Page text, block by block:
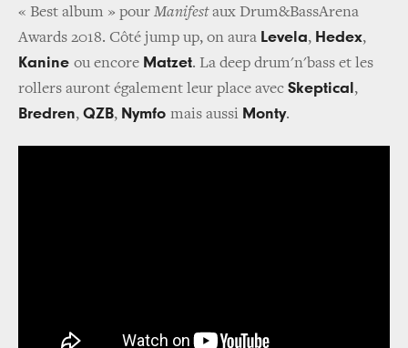
« Best album » pour Manifestaux Drum&BassArena
Awards 2018. Côté jump up, on aura Levela, Hedex,
Kanine ou encore Matzet. La deep drum'n'bass et les
rollers auront également leur place avec Skeptical ,
Bredren, QZB, Nymfo mais aussi Monty.